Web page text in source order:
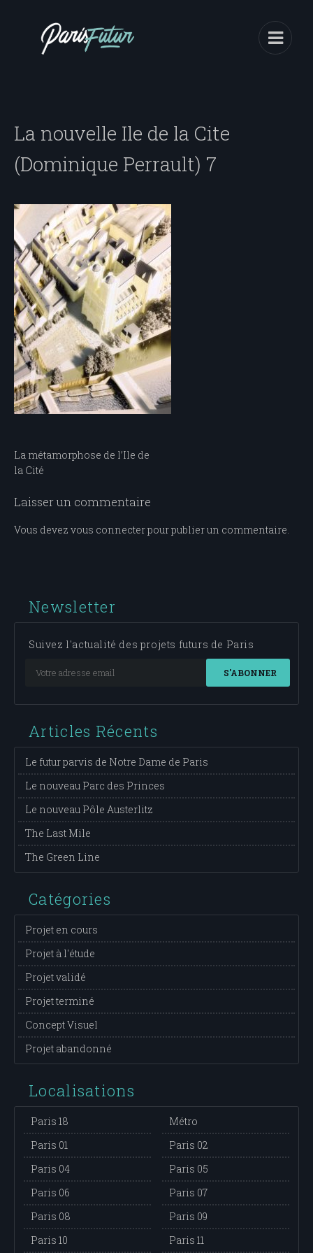
La nouvelle Ile de la Cite
(Dominique Perrault) 7
Navigation
de
l’article
La métamorphose de l’Ile de
la Cité
Laisser un commentaire
Vous devez vous connecterpour publier un commentaire.
Newsletter
Suivez l'actualité des projets futurs de Paris
S'ABONNER
Articles Récents
Le futur parvis de Notre Dame de Paris
Le nouveau Parc des Princes
Le nouveau Pôle Austerlitz
The Last Mile
The Green Line
Catégories
Projet en cours
Projet à l'étude
Projet validé
Projet terminé
Concept Visuel
Projet abandonné
Localisations
Paris 18
Métro
Paris 01
Paris 02
Paris 04
Paris 05
Paris 06
Paris 07
Paris 08
Paris 09
Paris 10
Paris 11